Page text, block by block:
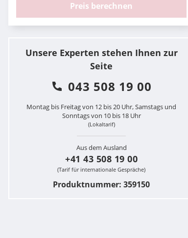
Preis berechnen
Unsere Experten stehen Ihnen zur
Seite
043 508 19 00
Montag bis Freitag von 12 bis 20 Uhr, Samstags und
Sonntags von 10 bis 18 Uhr
(Lokaltarif)
Aus dem Ausland
+41 43 508 19 00
(Tarif für internationale Gespräche)
Produktnummer: 359150